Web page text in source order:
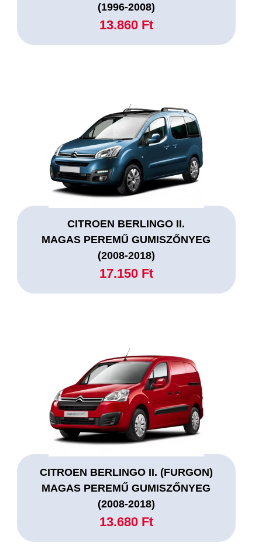
(1996-2008)
13.860 Ft
CITROEN BERLINGO II.
MAGAS PEREMŰ GUMISZŐNYEG
(2008-2018)
17.150 Ft
CITROEN BERLINGO II. (FURGON)
MAGAS PEREMŰ GUMISZŐNYEG
(2008-2018)
13.680 Ft